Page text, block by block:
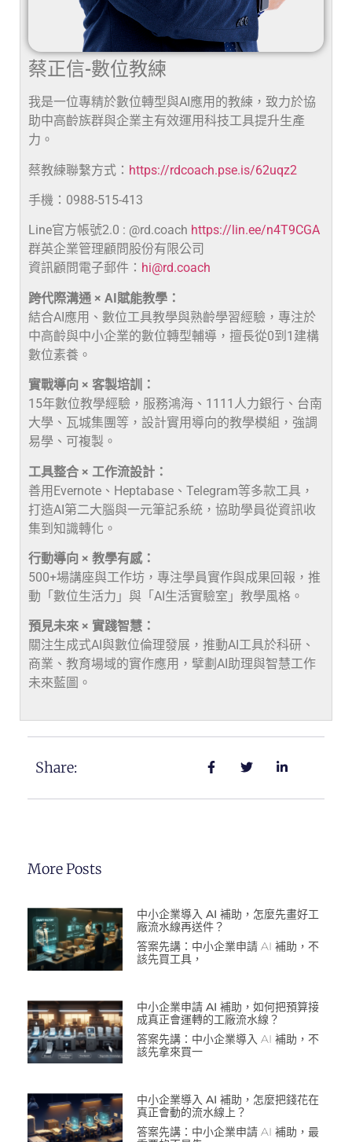
蔡正信-數位教練
我是一位專精於數位轉型與AI應用的教練，致力於協
助中高齡族群與企業主有效運用科技工具提升生產
力。
蔡教練聯繫方式： https://rdcoach.pse.is/62uqz2
手機：0988-515-413
Line官方帳號2.0 : @rd.coach https://lin.ee/n4T9CGA
群英企業管理顧問股份有限公司
資訊顧問電子郵件： hi@rd.coach
跨代際溝通 × AI賦能教學：
結合AI應用、數位工具教學與熟齡學習經驗，專注於
中高齡與中小企業的數位轉型輔導，擅長從0到1建構
數位素養。
實戰導向 × 客製培訓：
15年數位教學經驗，服務鴻海、1111人力銀行、台南
大學、瓦城集團等，設計實用導向的教學模組，強調
易學、可複製。
工具整合 × 工作流設計：
善用Evernote、Heptabase、Telegram等多款工具，
打造AI第二大腦與一元筆記系統，協助學員從資訊收
集到知識轉化。
行動導向 × 教學有感：
500+場講座與工作坊，專注學員實作與成果回報，推
動「數位生活力」與「AI生活實驗室」教學風格。
預見未來 × 實踐智慧：
關注生成式AI與數位倫理發展，推動AI工具於科研、
商業、教育場域的實作應用，擘劃AI助理與智慧工作
未來藍圖。
Share:
More Posts
中小企業導入 AI 補助，怎麼先畫好工
廠流水線再送件？
答案先講：中小企業申請 AI 補助，不
該先買工具，
中小企業申請 AI 補助，如何把預算接
成真正會運轉的工廠流水線？
答案先講：中小企業導入 AI 補助，不
該先拿來買一
中小企業導入 AI 補助，怎麼把錢花在
真正會動的流水線上？
答案先講：中小企業申請 AI 補助，最